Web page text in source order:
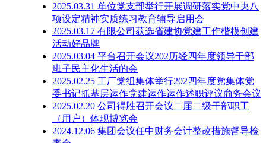
2025.03.31 单位党支部举行开展调研落实党中央八
项设定精神实质练习教育辅导启用会
2025.03.17 有限公司获选省建协党建工作楷模创建
活动好品牌
2025.03.04 平台召开会议202历经四年度领导干部
班子民主化生活的会
2025.02.25 工厂党组集体举行202四年度党集体党
委书记抓基层运作党建运作运作述职评议商务会议
2025.02.20 公司得胜召开会议二届二级干部职工
（用户）体现博览会
2024.12.06 集团会议任中财务会计整改措施督导检